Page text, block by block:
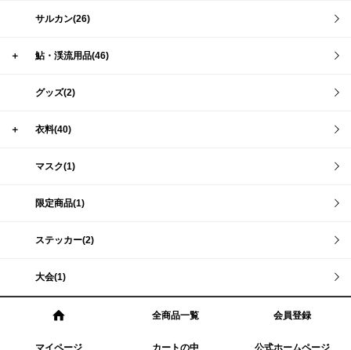
サルカン(26)
＋ 鮎・渓流用品(46)
グッズ(2)
＋ 衣料(40)
マスク(1)
限定商品(1)
ステッカー(2)
大会(1)
全商品一覧 会員登録
マイページ カートの中 公式ホームページ